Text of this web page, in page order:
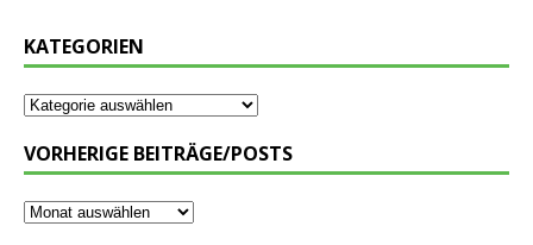
KATEGORIEN
VORHERIGE BEITRÄGE/POSTS